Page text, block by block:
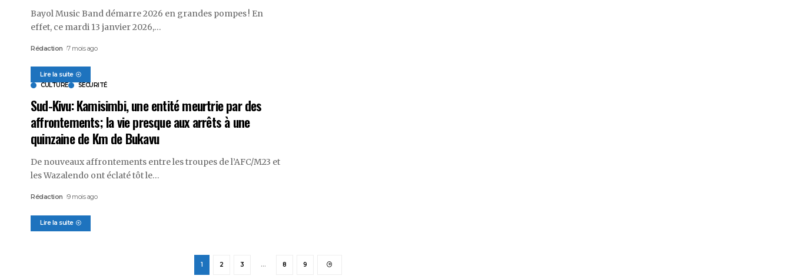
Bayol Music Band démarre 2026 en grandes pompes ! En
effet, ce mardi 13 janvier 2026,…
Rédaction 7 mois ago
Lire la suite
CULTURE
SECURITÉ
Sud-Kivu: Kamisimbi, une entité meurtrie par des
affrontements; la vie presque aux arrêts à une
quinzaine de Km de Bukavu
De nouveaux affrontements entre les troupes de l’AFC/M23 et
les Wazalendo ont éclaté tôt le…
Rédaction 9 mois ago
Lire la suite
1 2 3 … 8 9